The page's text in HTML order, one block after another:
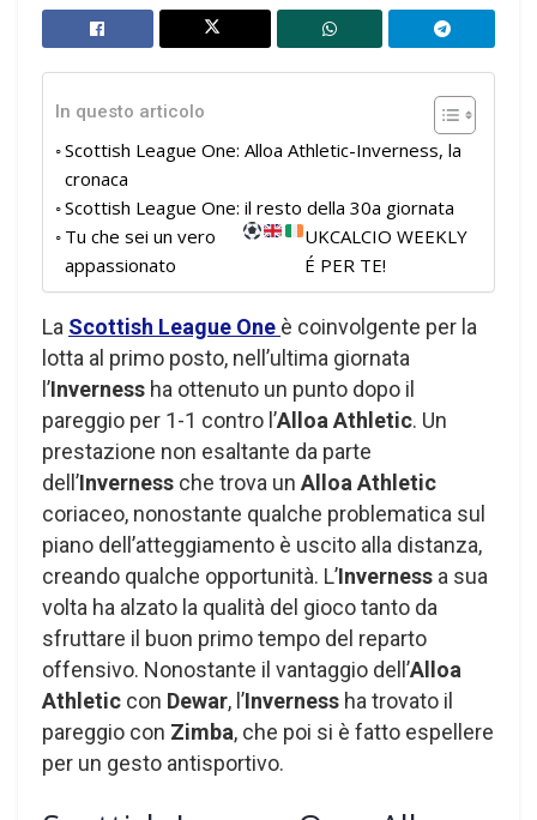
In questo articolo
Scottish League One: Alloa Athletic-Inverness, la
cronaca
Scottish League One: il resto della 30a giornata
Tu che sei un vero
appassionato
UKCALCIO WEEKLY
É PER TE!
La Scottish League One è coinvolgente per la
lotta al primo posto, nell’ultima giornata
l’Inverness ha ottenuto un punto dopo il
pareggio per 1-1 contro l’Alloa Athletic. Un
prestazione non esaltante da parte
dell’Inverness che trova un Alloa Athletic
coriaceo, nonostante qualche problematica sul
piano dell’atteggiamento è uscito alla distanza,
creando qualche opportunità. L’Inverness a sua
volta ha alzato la qualità del gioco tanto da
sfruttare il buon primo tempo del reparto
offensivo. Nonostante il vantaggio dell’Alloa
Athletic con Dewar, l’Inverness ha trovato il
pareggio con Zimba, che poi si è fatto espellere
per un gesto antisportivo.